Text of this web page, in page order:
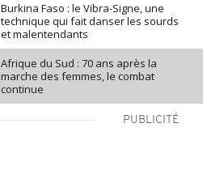
Burkina Faso : le Vibra-Signe, une
technique qui fait danser les sourds
et malentendants
Afrique du Sud : 70 ans après la
marche des femmes, le combat
continue
PUBLICITÉ